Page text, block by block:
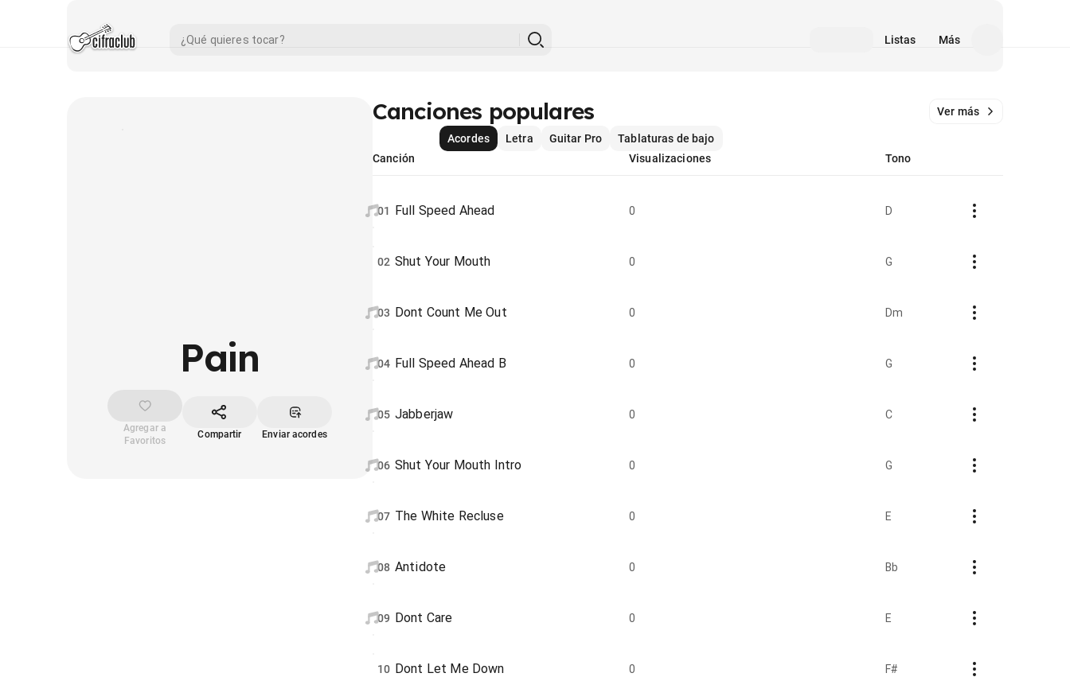
Listas Más
Pain
Agregar a
Favoritos
Compartir Enviar acordes
Canciones populares Ver más
Acordes Letra Guitar Pro
Tablaturas de bajo
Canción
Visualizaciones Tono
01 Full Speed Ahead 0 D
02 Shut Your Mouth 0 G
03 Dont Count Me Out 0 Dm
04 Full Speed Ahead B 0 G
05 Jabberjaw 0 C
06 Shut Your Mouth Intro 0 G
07 The White Recluse 0 E
08 Antidote 0 Bb
09 Dont Care 0 E
10 Dont Let Me Down 0 F#